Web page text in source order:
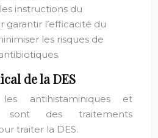
instructions du
garantir l’efficacité du
les risques de
de la DES
antihistaminiques et
sont des traitements
traiter la DES.